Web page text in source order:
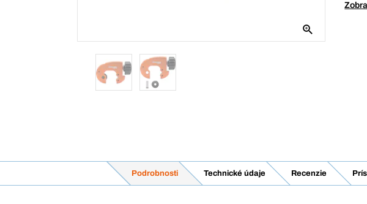
Podrobnosti Technické údaje Recenzie